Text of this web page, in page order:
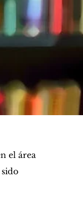
el área